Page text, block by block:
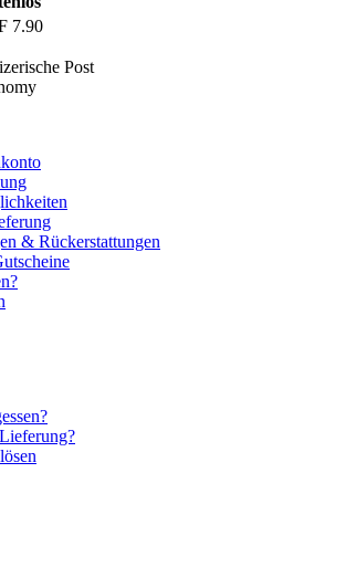
7.90
& Rückerstattungen